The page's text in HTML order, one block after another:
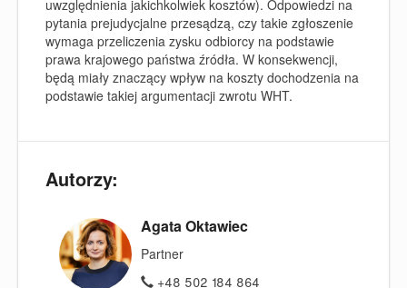
uwzględnienia jakichkolwiek kosztów). Odpowiedzi na
pytania prejudycjalne przesądzą, czy takie zgłoszenie
wymaga przeliczenia zysku odbiorcy na podstawie
prawa krajowego państwa źródła. W konsekwencji,
będą miały znaczący wpływ na koszty dochodzenia na
podstawie takiej argumentacji zwrotu WHT.
Autorzy:
Agata Oktawiec
Partner
+48 502 184 864